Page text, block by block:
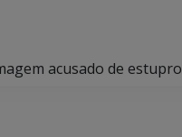
acusado de